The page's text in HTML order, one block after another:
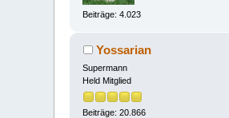
Beiträge: 4.023
Yossarian
Supermann
Held Mitglied
Beiträge: 20.866